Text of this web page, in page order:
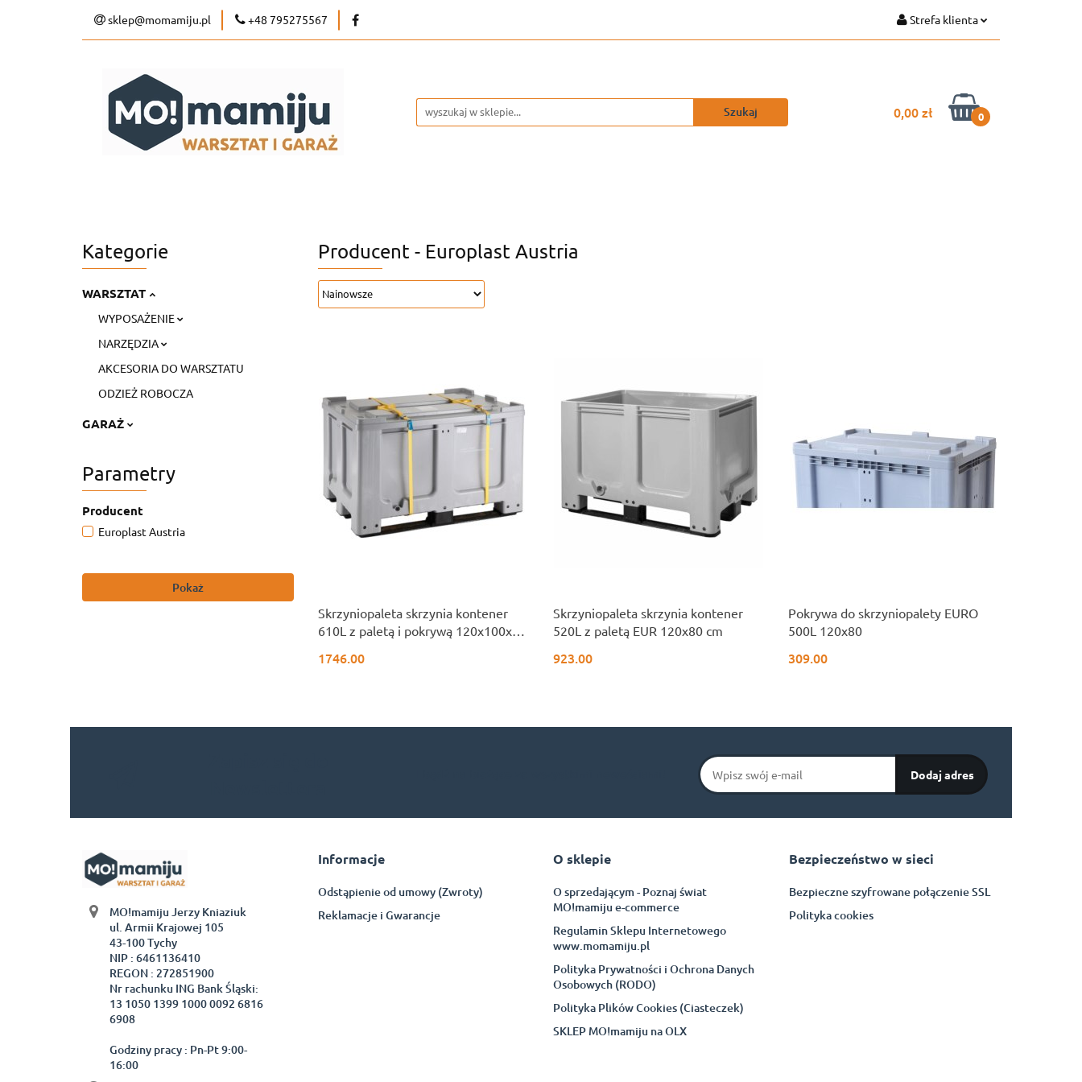
sklep@momamiju.pl +48 795275567 Strefa klienta
Dodaj zgłoszenie
0,00 zł 0
Kategorie
WARSZTAT
WYPOSAŻENIE
NARZĘDZIA
AKCESORIA DO WARSZTATU
ODZIEŻ ROBOCZA
GARAŻ
Parametry
Producent
Europlast Austria
Pokaż
Producent - Europlast Austria
Skrzyniopaleta skrzynia kontener
610L z paletą i pokrywą 120x100x76
1746.00
Skrzyniopaleta skrzynia kontener
520L z paletą EUR 120x80 cm
923.00
Pokrywa do skrzyniopalety EURO
500L 120x80
309.00
MO!mamiju Jerzy Kniaziuk
ul. Armii Krajowej 105
43-100 Tychy
NIP : 6461136410
REGON : 272851900
Nr rachunku ING Bank Śląski:
13 1050 1399 1000 0092 6816
6908
Godziny pracy : Pn-Pt 9:00-
16:00
Informacje
Odstąpienie od umowy (Zwroty)
Reklamacje i Gwarancje
O sklepie
O sprzedającym - Poznaj świat
MO!mamiju e-commerce
Regulamin Sklepu Internetowego
www.momamiju.pl
Polityka Prywatności i Ochrona Danych
Osobowych (RODO)
Polityka Plików Cookies (Ciasteczek)
SKLEP MO!mamiju na OLX
Bezpieczeństwo w sieci
Bezpieczne szyfrowane połączenie SSL
Polityka cookies